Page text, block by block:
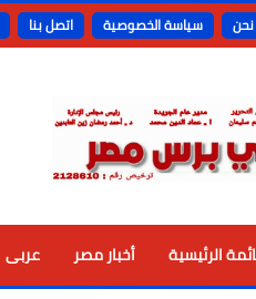
سياسة الخصوصية اتصل بنا
الرئيسية أخبار مصر عربى